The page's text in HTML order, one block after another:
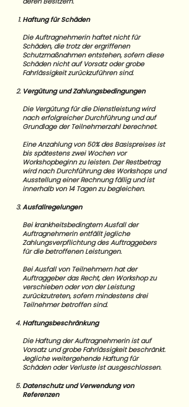
Haftung für Schäden
Die Auftragnehmerin haftet nicht für
Schäden, die trotz der ergriffenen
Schutzmaßnahmen entstehen, sofern diese
Schäden nicht auf Vorsatz oder grobe
Fahrlässigkeit zurückzuführen sind.
Vergütung und Zahlungsbedingungen
Die Vergütung für die Dienstleistung wird
nach erfolgreicher Durchführung und auf
Grundlage der Teilnehmerzahl berechnet.
Eine Anzahlung von 50% des Basispreises ist
bis spätestens zwei Wochen vor
Workshopbeginn zu leisten. Der Restbetrag
wird nach Durchführung des Workshops und
Ausstellung einer Rechnung fällig und ist
innerhalb von 14 Tagen zu begleichen.
Ausfallregelungen
Bei krankheitsbedingtem Ausfall der
Auftragnehmerin entfällt jegliche
Zahlungsverpflichtung des Auftraggebers
für die betroffenen Leistungen.
Bei Ausfall von Teilnehmern hat der
Auftraggeber das Recht, den Workshop zu
verschieben oder von der Leistung
zurückzutreten, sofern mindestens drei
Teilnehmer betroffen sind.
Haftungsbeschränkung
Die Haftung der Auftragnehmerin ist auf
Vorsatz und grobe Fahrlässigkeit beschränkt.
Jegliche weitergehende Haftung für
Schäden oder Verluste ist ausgeschlossen.
Datenschutz und Verwendung von
Referenzen